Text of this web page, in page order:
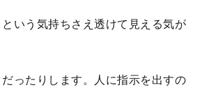
いう気持ちさえ透けて見える気が
ったりします。人に指示を出すの